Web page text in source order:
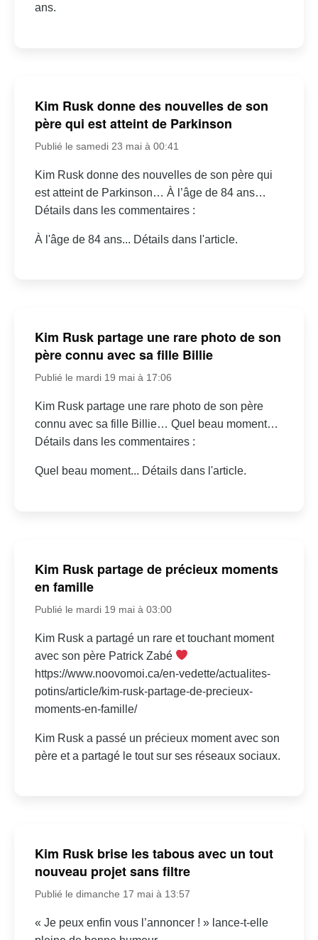
ans.
Kim Rusk donne des nouvelles de son
père qui est atteint de Parkinson
Publié le samedi 23 mai à 00:41
Kim Rusk donne des nouvelles de son père qui
est atteint de Parkinson… À l’âge de 84 ans…
Détails dans les commentaires :
À l'âge de 84 ans... Détails dans l'article.
Kim Rusk partage une rare photo de son
père connu avec sa fille Billie
Publié le mardi 19 mai à 17:06
Kim Rusk partage une rare photo de son père
connu avec sa fille Billie… Quel beau moment…
Détails dans les commentaires :
Quel beau moment... Détails dans l'article.
Kim Rusk partage de précieux moments
en famille
Publié le mardi 19 mai à 03:00
Kim Rusk a partagé un rare et touchant moment
avec son père Patrick Zabé
https://www.noovomoi.ca/en-vedette/actualites-
potins/article/kim-rusk-partage-de-precieux-
moments-en-famille/
Kim Rusk a passé un précieux moment avec son
père et a partagé le tout sur ses réseaux sociaux.
Kim Rusk brise les tabous avec un tout
nouveau projet sans filtre
Publié le dimanche 17 mai à 13:57
« Je peux enfin vous l’annoncer ! » lance-t-elle